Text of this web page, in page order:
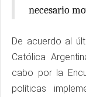
necesario
De acuerdo al
Católica
cabo por la
políticas